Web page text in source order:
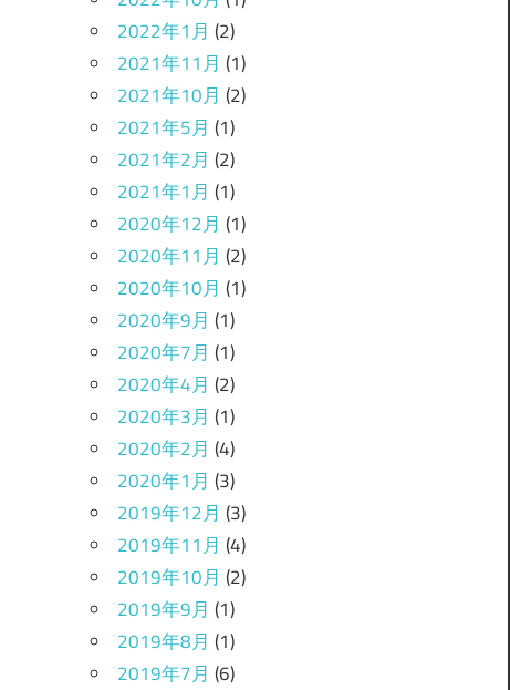
2022年1月 (2)
2021年11月 (1)
2021年10月 (2)
2021年5月 (1)
2021年2月 (2)
2021年1月 (1)
2020年12月 (1)
2020年11月 (2)
2020年10月 (1)
2020年9月 (1)
2020年7月 (1)
2020年4月 (2)
2020年3月 (1)
2020年2月 (4)
2020年1月 (3)
2019年12月 (3)
2019年11月 (4)
2019年10月 (2)
2019年9月 (1)
2019年8月 (1)
2019年7月 (6)